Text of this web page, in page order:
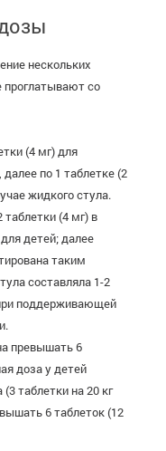
нескольких
проглатывают со
(4 мг) для
по 1 таблетке (2
жидкого стула.
таблетки (4 мг) в
детей; далее
таким
составляла 1-2
поддерживающей
превышать 6
доза у детей
таблетки на 20 кг
6 таблеток (12